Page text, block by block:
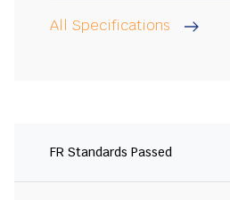
All Specifications
FR Standards Passed